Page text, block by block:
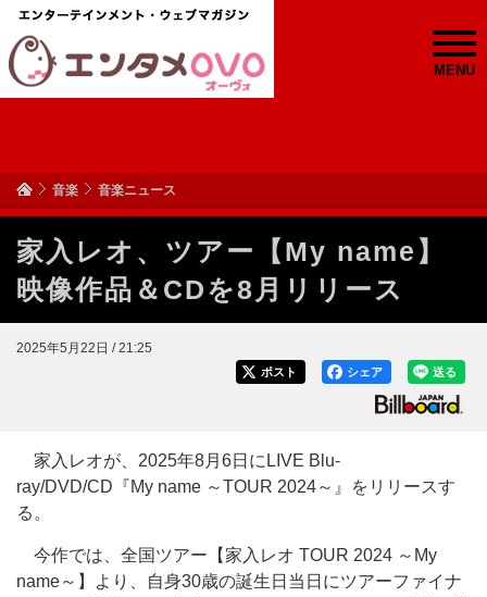
MENU
音楽 音楽ニュース
家入レオ、ツアー【My name】
映像作品＆CDを8月リリース
2025年5月22日 / 21:25
送る
シェア
ポスト
家入レオが、2025年8月6日にLIVE Blu-
ray/DVD/CD『My name ～TOUR 2024～』をリリースす
る。
今作では、全国ツアー【家入レオ TOUR 2024 ～My
name～】より、自身30歳の誕生日当日にツアーファイナ